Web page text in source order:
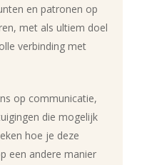
en patronen op
met als ultiem doel
verbinding met
op communicatie,
die mogelijk
hoe je deze
een andere manier